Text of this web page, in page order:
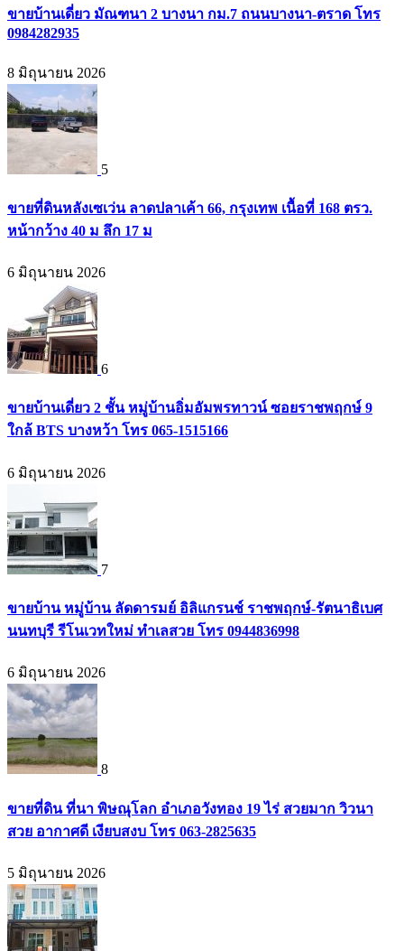
ขายบ้านเดี่ยว มัณฑนา 2 บางนา กม.7 ถนนบางนา-ตราด โทร
0984282935
8 มิถุนายน 2026
5
ขายที่ดินหลังเซเว่น ลาดปลาเค้า 66, กรุงเทพ เนื้อที่ 168 ตรว.
หน้ากว้าง 40 ม ลึก 17 ม
6 มิถุนายน 2026
6
ขายบ้านเดี่ยว 2 ชั้น หมู่บ้านอิ่มอัมพรทาวน์ ซอยราชพฤกษ์ 9
ใกล้ BTS บางหว้า โทร 065-1515166
6 มิถุนายน 2026
7
ขายบ้าน หมู่บ้าน ลัดดารมย์ อิลิแกรนช์ ราชพฤกษ์-รัตนาธิเบศ
นนทบุรี รีโนเวทใหม่ ทำเลสวย โทร 0944836998
6 มิถุนายน 2026
8
ขายที่ดิน ที่นา พิษณุโลก อำเภอวังทอง 19 ไร่ สวยมาก วิวนา
สวย อากาศดี เงียบสงบ โทร 063-2825635
5 มิถุนายน 2026